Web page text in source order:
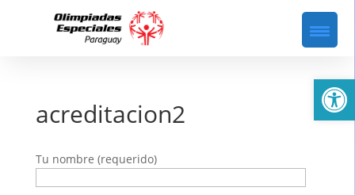
acreditacion2
Tu nombre (requerido)